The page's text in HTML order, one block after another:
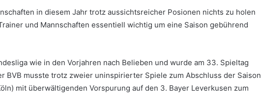
in diesem Jahr trotz aussichtsreicher Posionen nichts zu holen
und Mannschaften essentiell wichtig um eine Saison gebührend
wie in den Vorjahren nach Belieben und wurde am 33. Spieltag
BVB musste trotz zweier uninspirierter Spiele zum Abschluss der Saison
mit überwältigenden Vorspurung auf den 3. Bayer Leverkusen zum